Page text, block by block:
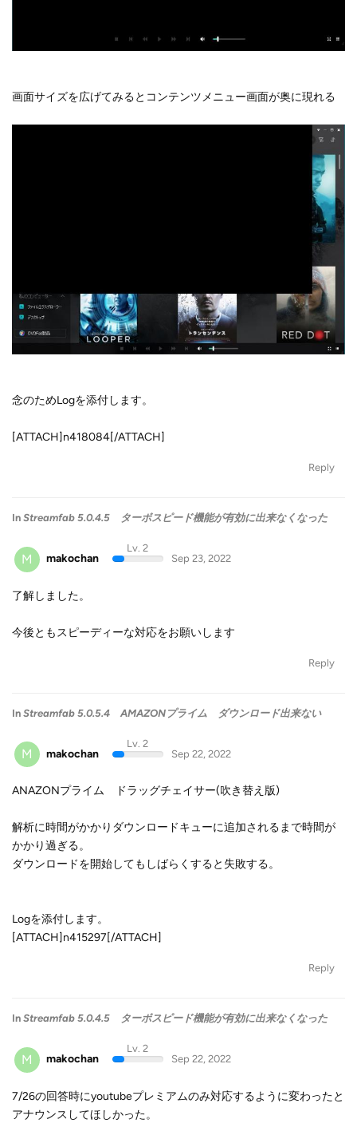
画面サイズを広げてみるとコンテンツメニュー画面が奥に現れる
念のためLogを添付します。
[ATTACH]n418084[/ATTACH]
Reply
In Streamfab 5.0.4.5 ターボスピード機能が有効に出来なくなった
M makochan
Lv. 2
Sep 23, 2022
了解しました。
今後ともスピーディーな対応をお願いします
Reply
In Streamfab 5.0.5.4 AMAZONプライム ダウンロード出来ない
M makochan
Lv. 2
Sep 22, 2022
ANAZONプライム ドラッグチェイサー(吹き替え版)
解析に時間がかかりダウンロードキューに追加されるまで時間が
かかり過ぎる。
ダウンロードを開始してもしばらくすると失敗する。
Logを添付します。
[ATTACH]n415297[/ATTACH]
Reply
In Streamfab 5.0.4.5 ターボスピード機能が有効に出来なくなった
M makochan
Lv. 2
Sep 22, 2022
7/26の回答時にyoutubeプレミアムのみ対応するように変わったと
アナウンスしてほしかった。